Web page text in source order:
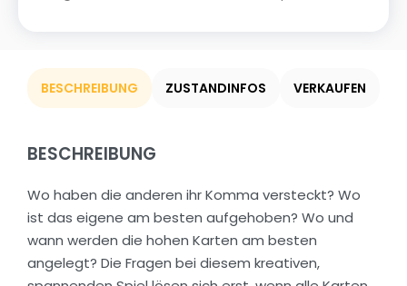
BESCHREIBUNG ZUSTANDINFOS VERKAUFEN
BESCHREIBUNG
Wo haben die anderen ihr Komma versteckt? Wo
ist das eigene am besten aufgehoben? Wo und
wann werden die hohen Karten am besten
angelegt? Die Fragen bei diesem kreativen,